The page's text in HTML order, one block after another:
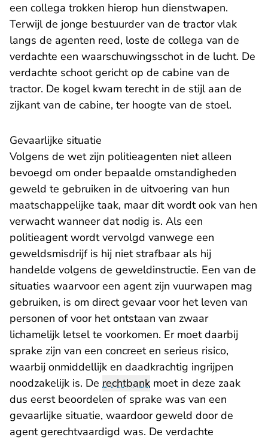
een collega trokken hierop hun dienstwapen.
Terwijl de jonge bestuurder van de tractor vlak
langs de agenten reed, loste de collega van de
verdachte een waarschuwingsschot in de lucht. De
verdachte schoot gericht op de cabine van de
tractor. De kogel kwam terecht in de stijl aan de
zijkant van de cabine, ter hoogte van de stoel.
Gevaarlijke situatie
Volgens de wet zijn politieagenten niet alleen
bevoegd om onder bepaalde omstandigheden
geweld te gebruiken in de uitvoering van hun
maatschappelijke taak, maar dit wordt ook van hen
verwacht wanneer dat nodig is. Als een
politieagent wordt vervolgd vanwege een
geweldsmisdrijf is hij niet strafbaar als hij
handelde volgens de geweldinstructie. Een van de
situaties waarvoor een agent zijn vuurwapen mag
gebruiken, is om direct gevaar voor het leven van
personen of voor het ontstaan van zwaar
lichamelijk letsel te voorkomen. Er moet daarbij
sprake zijn van een concreet en serieus risico,
waarbij onmiddellijk en daadkrachtig ingrijpen
noodzakelijk is. De rechtbank moet in deze zaak
dus eerst beoordelen of sprake was van een
gevaarlijke situatie, waardoor geweld door de
agent gerechtvaardigd was. De verdachte